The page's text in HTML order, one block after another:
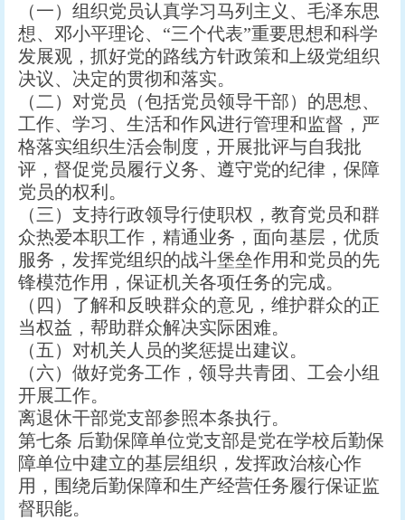
（一）组织党员认真学习马列主义、毛泽东思
想、邓小平理论、“三个代表”重要思想和科学
发展观，抓好党的路线方针政策和上级党组织
决议、决定的贯彻和落实。
（二）对党员（包括党员领导干部）的思想、
工作、学习、生活和作风进行管理和监督，严
格落实组织生活会制度，开展批评与自我批
评，督促党员履行义务、遵守党的纪律，保障
党员的权利。
（三）支持行政领导行使职权，教育党员和群
众热爱本职工作，精通业务，面向基层，优质
服务，发挥党组织的战斗堡垒作用和党员的先
锋模范作用，保证机关各项任务的完成。
（四）了解和反映群众的意见，维护群众的正
当权益，帮助群众解决实际困难。
（五）对机关人员的奖惩提出建议。
（六）做好党务工作，领导共青团、工会小组
开展工作。
离退休干部党支部参照本条执行。
第七条 后勤保障单位党支部是党在学校后勤保
障单位中建立的基层组织，发挥政治核心作
用，围绕后勤保障和生产经营任务履行保证监
督职能。